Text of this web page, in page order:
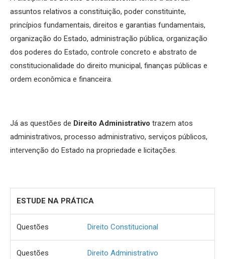
assuntos relativos a constituição, poder constituinte,
princípios fundamentais, direitos e garantias fundamentais,
organização do Estado, administração pública, organização
dos poderes do Estado, controle concreto e abstrato de
constitucionalidade do direito municipal, finanças públicas e
ordem econômica e financeira.
Já as questões de Direito Administrativo trazem atos
administrativos, processo administrativo, serviços públicos,
intervenção do Estado na propriedade e licitações.
ESTUDE NA PRÁTICA
Questões Direito Constitucional
Questões Direito Administrativo